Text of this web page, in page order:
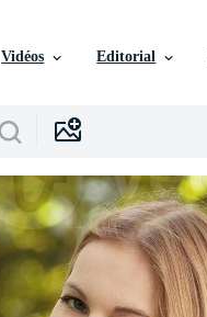
Vidéos Editorial